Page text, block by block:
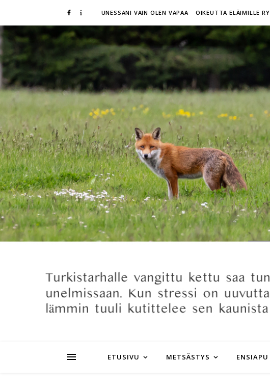
UNESSANI VAIN OLEN VAPAA OIKEUTTA ELÄIMILLE RY
ETUSIVU METSÄSTYS ENSIAPU